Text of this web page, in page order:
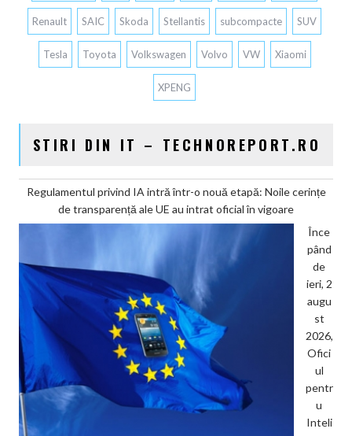
Renault SAIC Skoda Stellantis subcompacte SUV
Tesla Toyota Volkswagen Volvo VW Xiaomi
XPENG
STIRI DIN IT – TECHNOREPORT.RO
Regulamentul privind IA intră într-o nouă etapă: Noile cerințe
de transparență ale UE au intrat oficial în vigoare
Înce
pând
de
ieri, 2
augu
st
2026,
Ofici
ul
pentr
u
Inteli